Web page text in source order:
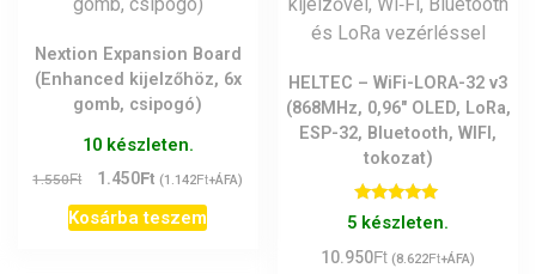
Nextion Expansion Board
(Enhanced kijelzőhöz, 6x
gomb, csipogó)
10 készleten.
1.550Ft
Original
price
was:
1.450Ft Current
price
is:
(1.142Ft+ÁFA)
Kosárba teszem
HELTEC – WiFi-LORA-32 v3
(868MHz, 0,96″ OLED, LoRa,
ESP-32, Bluetooth, WIFI,
tokozat)
Értékelés:
5.00
5 készleten.
10.950Ft (8.622Ft+ÁFA)